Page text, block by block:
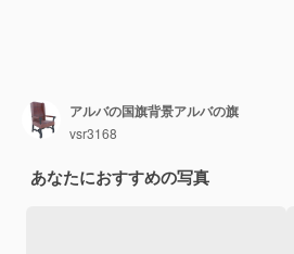
アルバの国旗背景アルバの旗
vsr3168
あなたにおすすめの写真